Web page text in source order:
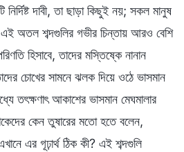
দাবী, তা ছাড়া কিছুই নয়; সকল মানুষ
অতল শব্দগুলির গভীর চিন্তায় আরও বেশি
হিসাবে, তাদের মস্তিষ্কে নানান
চোখের সামনে ঝলক দিয়ে ওঠে ভাসমান
তৎক্ষণাৎ আকাশের ভাসমান মেঘমালার
কেন তুষারের মতো হতে বলেন,
এর গূঢ়ার্থ ঠিক কী? এই শব্দগুলি